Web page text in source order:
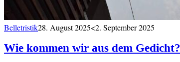
Belletristik28. August 2025<2. September 2025
Wie kommen wir aus dem Gedicht?